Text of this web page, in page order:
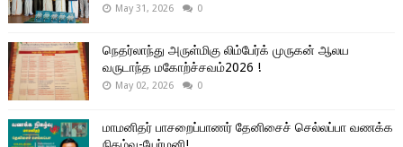
May 31, 2026 0
நெதர்லாந்து அருள்மிகு லிம்பேர்க் முருகன் ஆலய
வருடாந்த மகோற்ச்சவம்2026 !
May 02, 2026 0
மாமனிதர் பாசறைப்பாணர் தேனிசைச் செல்லப்பா வணக்க